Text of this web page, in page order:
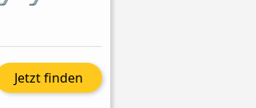
Jetzt finden